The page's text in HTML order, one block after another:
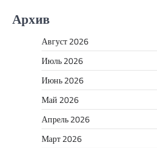
Архив
Август 2026
Июль 2026
Июнь 2026
Май 2026
Апрель 2026
Март 2026